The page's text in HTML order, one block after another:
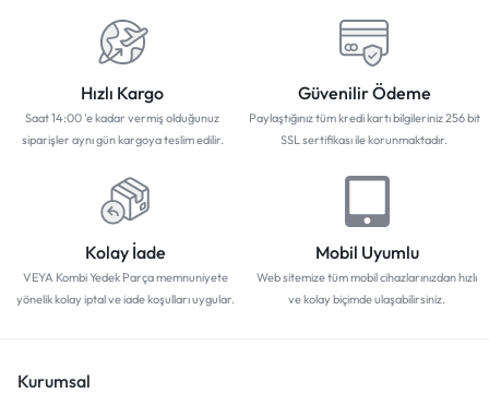
Hızlı Kargo
Saat 14:00 'e kadar vermiş olduğunuz
siparişler aynı gün kargoya teslim edilir.
Güvenilir Ödeme
Paylaştığınız tüm kredi kartı bilgileriniz 256 bit
SSL sertifikası ile korunmaktadır.
Kolay İade
VEYA Kombi Yedek Parça memnuniyete
yönelik kolay iptal ve iade koşulları uygular.
Mobil Uyumlu
Web sitemize tüm mobil cihazlarınızdan hızlı
ve kolay biçimde ulaşabilirsiniz.
Kurumsal